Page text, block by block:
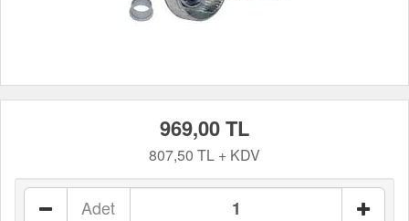
969,00 TL
807,50 TL + KDV
Adet